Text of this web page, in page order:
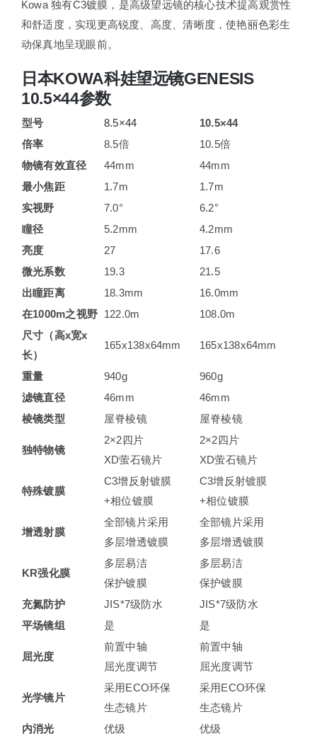
Kowa 独有C3镀膜，是高级望远镜的核心技术提高观赏性
和舒适度，实现更高锐度、高度、清晰度，使艳丽色彩生
动保真地呈现眼前。
日本KOWA科娃望远镜GENESIS
10.5×44参数
型号 8.5×44
10.5×44
倍率
8.5倍
10.5倍
物镜有效直径
44mm
44mm
最小焦距
1.7m
1.7m
实视野
7.0°
6.2°
瞳径
5.2mm
4.2mm
亮度
27
17.6
微光系数
19.3
21.5
出瞳距离
18.3mm
16.0mm
在1000m之视野 122.0m
108.0m
尺寸（高x宽x
长）
165x138x64mm 165x138x64mm
重量 940g
960g
滤镜直径
46mm
46mm
棱镜类型
屋脊棱镜 屋脊棱镜
独特物镜
2×2四片
XD萤石镜片
2×2四片
XD萤石镜片
特殊镀膜
C3增反射镀膜
+相位镀膜
C3增反射镀膜
+相位镀膜
增透射膜
全部镜片采用
多层增透镀膜
全部镜片采用
多层增透镀膜
KR强化膜
多层易洁
保护镀膜
多层易洁
保护镀膜
充氮防护
JIS*7级防水
JIS*7级防水
平场镜组
是 是
屈光度
前置中轴
屈光度调节
前置中轴
屈光度调节
光学镜片
采用ECO环保
生态镜片
采用ECO环保
生态镜片
内消光
优级 优级